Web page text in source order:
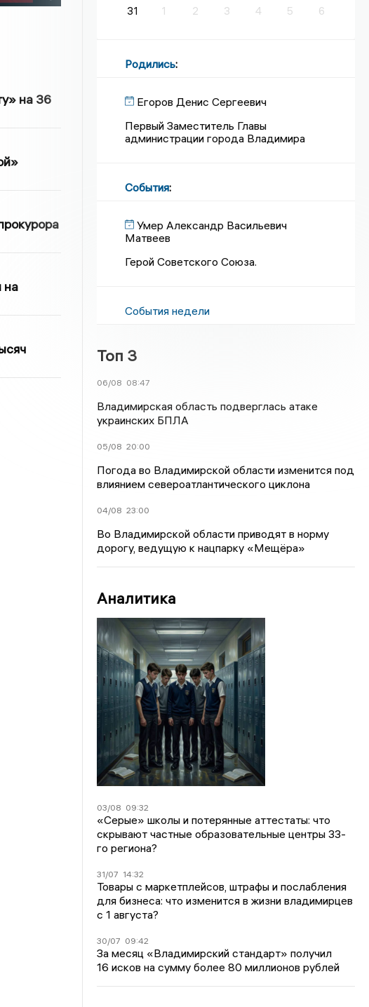
на 36
на
31
1 2 3 4 5 6
Родились:
Егоров Денис Сергеевич
Первый Заместитель Главы
администрации города Владимира
События:
Умер Александр Васильевич
Матвеев
Герой Советского Союза.
События недели
Топ 3
06/08 08:47
Владимирская область подверглась атаке
украинских БПЛА
05/08 20:00
Погода во Владимирской области изменится под
влиянием североатлантического циклона
04/08 23:00
Во Владимирской области приводят в норму
дорогу, ведущую к нацпарку «Мещёра»
Аналитика
03/08 09:32
«Серые» школы и потерянные аттестаты: что
скрывают частные образовательные центры 33-
го региона?
31/07 14:32
Товары с маркетплейсов, штрафы и послабления
для бизнеса: что изменится в жизни владимирцев
с 1 августа?
30/07 09:42
За месяц «Владимирский стандарт» получил
16 исков на сумму более 80 миллионов рублей